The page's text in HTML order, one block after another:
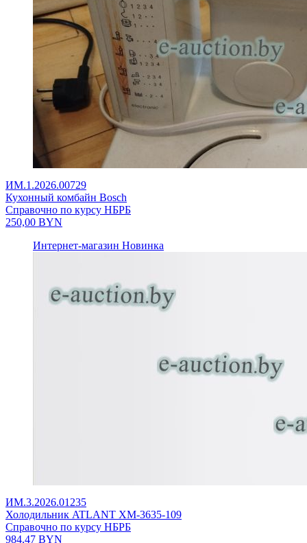
ИМ.1.2026.00729
Кухонный комбайн Bosch
Справочно по курсу НБРБ
250,00 BYN
Интернет-магазин Новинка
ИМ.3.2026.01235
Холодильник ATLANT ХМ-3635-109
Справочно по курсу НБРБ
984,47 BYN